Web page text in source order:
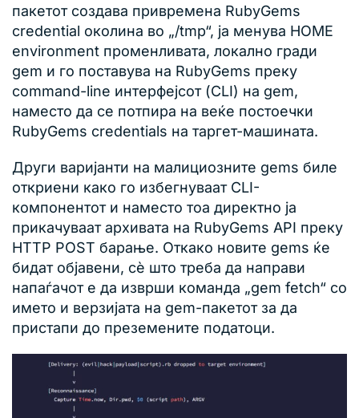
пакетот создава привремена RubyGems
credential околина во „/tmp“, ја менува HOME
environment променливата, локално гради
gem и го поставува на RubyGems преку
command-line интерфејсот (CLI) на gem,
наместо да се потпира на веќе постоечки
RubyGems credentials на таргет-машината.
Други варијанти на малициозните gems биле
откриени како го избегнуваат CLI-
компонентот и наместо тоа директно ја
прикачуваат архивата на RubyGems API преку
HTTP POST барање. Откако новите gems ќе
бидат објавени, сè што треба да направи
напаѓачот е да изврши команда „gem fetch“ со
името и верзијата на gem-пакетот за да
пристапи до преземените податоци.